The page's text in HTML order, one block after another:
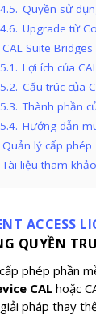
4.5. Quyền sử
4.6. Upgrade từ
CAL Suite Bridges
5.1. Lợi ích của
5.2. Cấu trúc của
5.3. Thành phần
5.4. Hướng dẫn
Quản lý cấp phép
Tài liệu tham khảo
ACCESS
QUYỀN
phép phần
CAL hoặc
pháp thay